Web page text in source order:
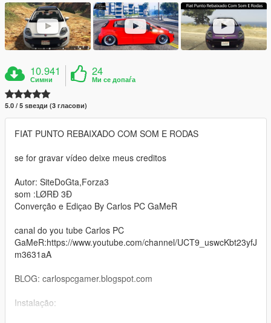
10.941
Симни
24
Ми се допаѓа
5.0 / 5 ѕвезди (3 гласови)
FIAT PUNTO REBAIXADO COM SOM E RODAS
se for gravar vídeo deixe meus creditos
Autor: SiteDoGta,Forza3
som :LØRÐ 3Ð
Converção e Ediçao By Carlos PC GaMeR
canal do you tube Carlos PC
GaMeR:https://www.youtube.com/channel/UCT9_uswcKbt23yfJ
m3631aA
BLOG: carlospcgamer.blogspot.com
Instalação: